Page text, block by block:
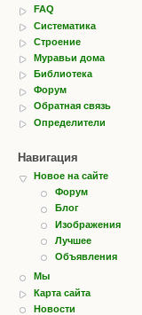
FAQ
Систематика
Строение
Муравьи дома
Библиотека
Форум
Обратная связь
Определители
Навигация
Новое на сайте
Форум
Блог
Изображения
Лучшее
Объявления
Мы
Карта сайта
Новости